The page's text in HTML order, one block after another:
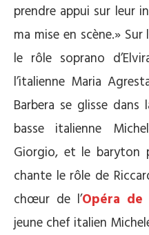
prendre appui sur leur
ma mise en scène.» Sur
le rôle soprano
l’italienne Maria
Barbera se glisse
basse italienne
Giorgio, et le baryton
chante le rôle de
chœur de l’Opéra de
jeune chef italien